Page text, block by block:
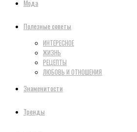
Мода
Полезные советы
ИНТЕРЕСНОЕ
ЖИЗНЬ
РЕЦЕПТЫ
ЛЮБОВЬ И ОТНОШЕНИЯ
Знаменитости
Тренды